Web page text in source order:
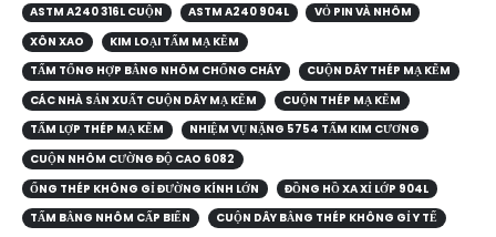
ASTM A240 316L CUỘN
ASTM A240 904L
VỎ PIN VÀ NHÔM
XÔN XAO
KIM LOẠI TẤM MẠ KẼM
TẤM TỔNG HỢP BẰNG NHÔM CHỐNG CHÁY
CUỘN DÂY THÉP MẠ KẼM
CÁC NHÀ SẢN XUẤT CUỘN DÂY MẠ KẼM
CUỘN THÉP MẠ KẼM
TẤM LỢP THÉP MẠ KẼM
NHIỆM VỤ NẶNG 5754 TẤM KIM CƯƠNG
CUỘN NHÔM CƯỜNG ĐỘ CAO 6082
ỐNG THÉP KHÔNG GỈ ĐƯỜNG KÍNH LỚN
ĐỒNG HỒ XA XỈ LỚP 904L
TẤM BẰNG NHÔM CẤP BIỂN
CUỘN DÂY BẰNG THÉP KHÔNG GỈ Y TẾ